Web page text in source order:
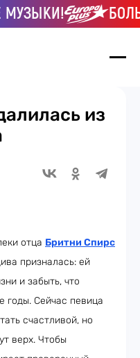
из
отца Бритни Спирс
призналась: ей
и забыть, что
годы. Сейчас певица
счастливой, но
верх. Чтобы